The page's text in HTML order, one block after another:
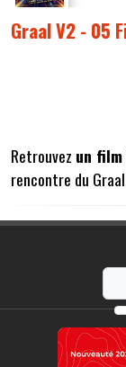
Graal V2 - 05
Retrouvez un film
rencontre du